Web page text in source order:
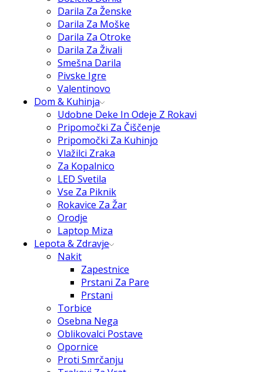
Darila Za Ženske
Darila Za Moške
Darila Za Otroke
Darila Za Živali
Smešna Darila
Pivske Igre
Valentinovo
Dom & Kuhinja
Udobne Deke In Odeje Z Rokavi
Pripomočki Za Čiščenje
Pripomočki Za Kuhinjo
Vlažilci Zraka
Za Kopalnico
LED Svetila
Vse Za Piknik
Rokavice Za Žar
Orodje
Laptop Miza
Lepota & Zdravje
Nakit
Zapestnice
Prstani Za Pare
Prstani
Torbice
Osebna Nega
Oblikovalci Postave
Opornice
Proti Smrčanju